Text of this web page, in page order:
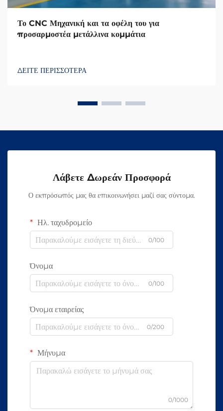
Το CNC Μηχανική και τα οφέλη του για
προσαρμοστέα μετάλλινα κομμάτια
ΔΕΙΤΕ ΠΕΡΙΣΣΟΤΕΡΑ
Λάβετε Δωρεάν Προσφορά
Ο εκπρόσωπός μας θα επικοινωνήσει μαζί σας σύντομα.
Ηλ. ταχυδρομείο
0/100
Όνομα
0/100
Όνομα εταιρείας
0/200
Μήνυμα
0/1000